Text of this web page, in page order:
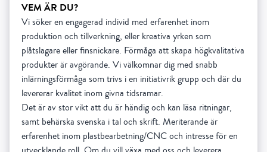
VEM ÄR DU?
Vi söker en engagerad individ med erfarenhet inom
produktion och tillverkning, eller kreativa yrken som
plåtslagare eller finsnickare. Förmåga att skapa högkvalitativa
produkter är avgörande. Vi välkomnar dig med snabb
inlärningsförmåga som trivs i en initiativrik grupp och där du
levererar kvalitet inom givna tidsramar.
Det är av stor vikt att du är händig och kan läsa ritningar,
samt behärska svenska i tal och skrift. Meriterande är
erfarenhet inom plastbearbetning/CNC och intresse för en